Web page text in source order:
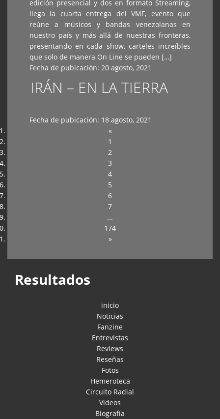
edición presencial y dos en formato Streaming,
llega la cuarta entrega del VMF, evento que
reúne a músicos y bandas venezolanas en
nuestro país y más allá de nuestras fronteras,
presentando en cada show, carteles increíbles
que solo de manera On Line se pueden […]
Fecha de pubicación: 20 agosto, 2021
IRÁN – EN LA TIERRA
Fecha de pubicación: 18 agosto, 2021
«
1
2
3
4
5
6
7
...
174
»
Resultados
inicio
Noticias
Fanzine
Entrevistas
Reviews
Reseñas
Fotos
Hemeroteca
Circuito Radial
Videos
Biografía